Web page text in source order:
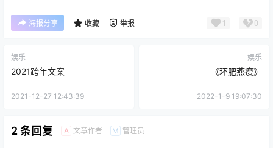
海报分享 收藏 举报 1 0
娱乐
2021跨年文案
2021-12-27 12:43:39
娱乐
《环肥燕瘦》
2022-1-9 19:07:30
2 条回复 A 文章作者 M 管理员